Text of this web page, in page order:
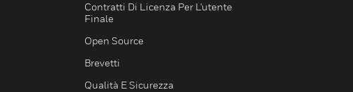
Contratti Di Licenza Per L'utente
Finale
Open Source
Brevetti
Qualità E Sicurezza